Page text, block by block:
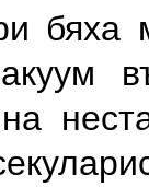
бяха